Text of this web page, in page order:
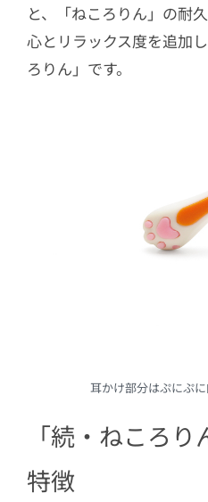
と、「ねころりん」の耐
心とリラックス度を追加
ろりん」です。
耳かけ部分はぷにぷ
「続・ねころ
特徴